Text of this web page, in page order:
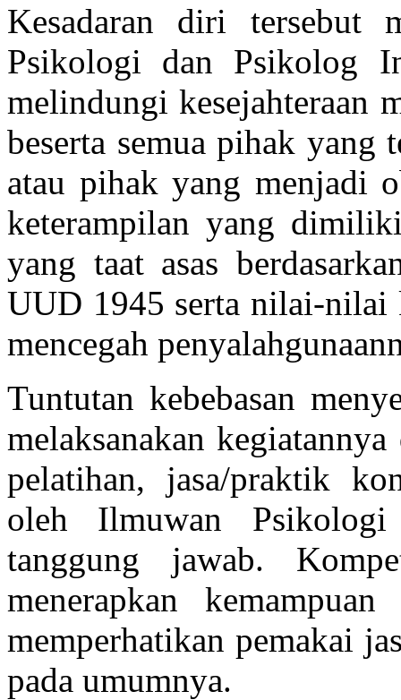
Kesadaran diri tersebut
Psikologi dan Psikolog
melindungi kesejahteraan
beserta semua pihak yang
atau pihak yang menjadi
keterampilan yang
yang taat asas
UUD 1945 serta nilai-nilai
mencegah
Tuntutan kebebasan
melaksanakan
pelatihan, jasa/praktik
oleh Ilmuwan
tanggung jawab.
menerapkan
memperhatikan pemakai
pada umumnya.